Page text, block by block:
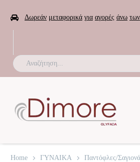
 Δωρεάν μεταφορικά για αγορές άνω των
Home ΓΥΝΑΙΚΑ Παντόφλες/